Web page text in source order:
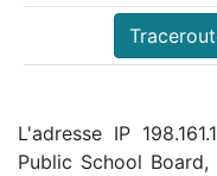
L'adresse IP
Public School